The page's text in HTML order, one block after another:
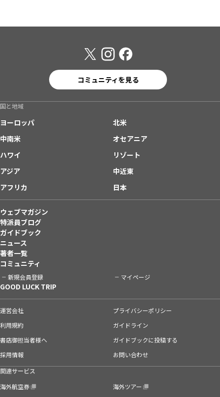
コミュニティを見る
国と地域
ヨーロッパ
北米
中南米
オセアニア
ハワイ
リゾート
アジア
中近東
アフリカ
日本
ウェブマガジン
特派員ブログ
ガイドブック
ニュース
著者一覧
コミュニティ
新規会員登録 マイページ
GOOD LUCK TRIP
運営会社
プライバシーポリシー
利用規約
ガイドライン
書店御担当者様へ
ガイドブックに投稿する
採用情報
お問い合わせ
関連サービス
海外航空券
海外ツアー